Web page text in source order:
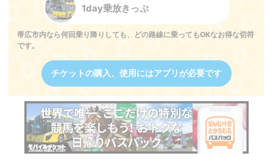
1day乗放きっぷ
帯広市内なら何回乗り降りしても、どの路線に乗ってもOKなお得な切符
です。
チケットの購入、使用にはアプリが必要です